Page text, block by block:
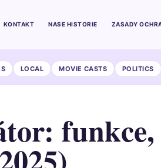
KONTAKT NASE HISTORIE ZASADY
LOCAL MOVIE CASTS POLITICS